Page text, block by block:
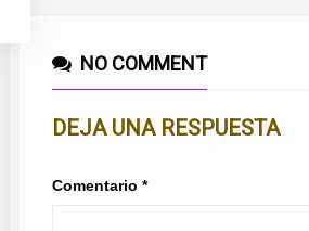
NO COMMENT
DEJA UNA RESPUESTA
Comentario *